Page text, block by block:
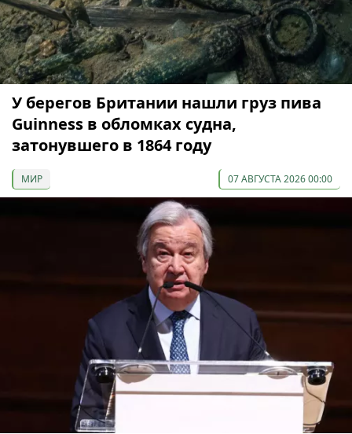
У берегов Британии нашли груз пива
Guinness в обломках судна,
затонувшего в 1864 году
МИР 07 АВГУСТА 2026 00:00